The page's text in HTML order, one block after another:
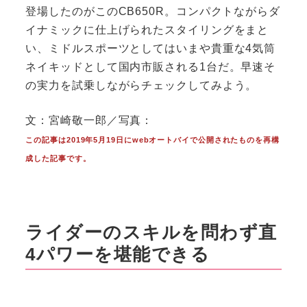
登場したのがこのCB650R。コンパクトながらダ
イナミックに仕上げられたスタイリングをまと
い、ミドルスポーツとしてはいまや貴重な4気筒
ネイキッドとして国内市販される1台だ。早速そ
の実力を試乗しながらチェックしてみよう。
文：宮崎敬一郎／写真：
この記事は2019年5月19日にwebオートバイで公開されたものを再構
成した記事です。
ライダーのスキルを問わず直
4パワーを堪能できる